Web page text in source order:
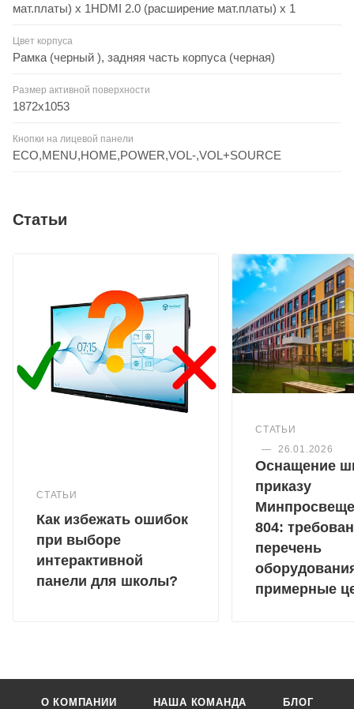
мат.платы) x 1HDMI 2.0 (расширение мат.платы) x 1
Цвет корпуса
Рамка (черный ), задняя часть корпуса (черная)
Размер активной поверхности
1872x1053
Кнопки на лицевой панели
ECO,MENU,HOME,POWER,VOL-,VOL+SOURCE
Статьи
СТАТЬИ
Как избежать ошибок
при выборе
интерактивной
панели для школы?
СТАТЬИ
—
26.01.2026
Оснащение
приказу
804:
перечень
примерные
О КОМПАНИИ НАША КОМАНДА БЛОГ